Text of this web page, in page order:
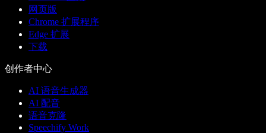
网页版
Chrome 扩展程序
Edge 扩展
下载
创作者中心
AI 语音生成器
AI 配音
语音克隆
Speechify Work